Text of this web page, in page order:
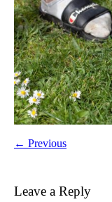
← Previous
Leave a Reply